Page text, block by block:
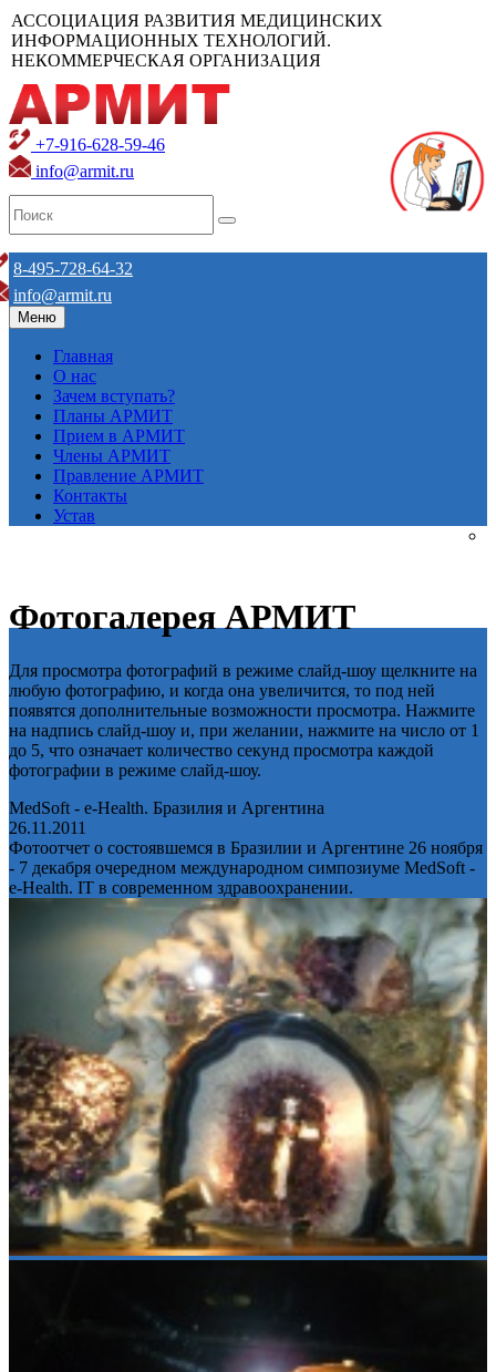
АССОЦИАЦИЯ РАЗВИТИЯ МЕДИЦИНСКИХ
ИНФОРМАЦИОННЫХ ТЕХНОЛОГИЙ.
НЕКОММЕРЧЕСКАЯ ОРГАНИЗАЦИЯ
+7-916-628-59-46
info@armit.ru
8-495-728-64-32
info@armit.ru
Меню
Главная
О нас
Зачем вступать?
Планы АРМИТ
Прием в АРМИТ
Члены АРМИТ
Правление АРМИТ
Контакты
Устав
Фотогалерея АРМИТ
Для просмотра фотографий в режиме слайд-шоу щелкните на
любую фотографию, и когда она увеличится, то под ней
появятся дополнительные возможности просмотра. Нажмите
на надпись слайд-шоу и, при желании, нажмите на число от 1
до 5, что означает количество секунд просмотра каждой
фотографии в режиме слайд-шоу.
MedSoft - e-Health. Бразилия и Аргентина
26.11.2011
Фотоотчет о состоявшемся в Бразилии и Аргентине 26 ноября
- 7 декабря очередном международном симпозиуме MedSoft -
e-Health. IT в современном здравоохранении.